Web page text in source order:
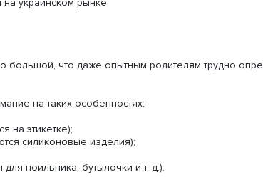
украинском рынке.
большой, что даже опытным родителям трудно
на таких особенностях:
на этикетке);
силиконовые изделия);
поильника, бутылочки и т. д.).